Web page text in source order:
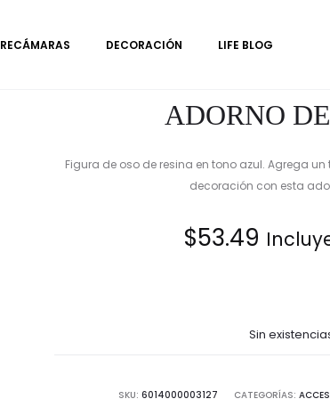
RECÁMARAS DECORACIÓN LIFE BLOG
ADORNO
Figura de oso de resina en tono azul. Agrega
decoración con esta
$53.49
Sin
SKU: 6014000003127 CATEGORÍAS: